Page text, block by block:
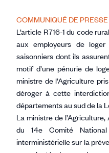
COMMUNIQUÉ DE
L’article R716-1 du code
aux employeurs de
saisonniers dont ils
motif d’une pénurie de
ministre de l’Agriculture
déroger à cette
départements au sud de la
La ministre de
du 14e Comité
interministérielle sur la